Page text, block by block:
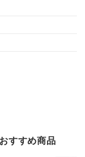
すすめ商品